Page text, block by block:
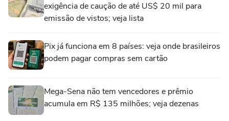
exigência de caução de até US$ 20 mil para
emissão de vistos; veja lista
Pix já funciona em 8 países: veja onde brasileiros
podem pagar compras sem cartão
Mega-Sena não tem vencedores e prêmio
acumula em R$ 135 milhões; veja dezenas